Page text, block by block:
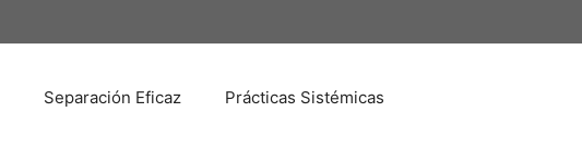
Separación Eficaz Prácticas Sistémicas